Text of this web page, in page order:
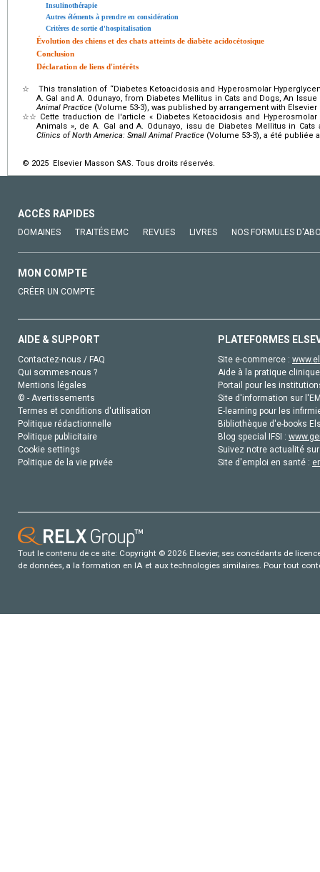
Insulinothérapie
Autres éléments à prendre en considération
Critères de sortie d'hospitalisation
Évolution des chiens et des chats atteints de diabète acidocétosique
Conclusion
Déclaration de liens d'intérêts
☆
This translation of “Diabetes Ketoacidosis and Hyperosmolar
A. Gal and A. Odunayo, from Diabetes Mellitus in Cats and Dogs, An
Animal Practice (Volume 53-3), was published by arrangement with Elsevier
☆☆ Cette traduction de l'article « Diabetes Ketoacidosis and
Animals », de A. Gal and A. Odunayo, issu de Diabetes Mellitus in
Clinics of North America: Small Animal Practice (Volume 53-3), a été publiée
© 2025 Elsevier Masson SAS. Tous droits réservés.
ACCÈS RAPIDES
DOMAINES TRAITÉS EMC REVUES LIVRES NOS FORMULES
MON COMPTE
CRÉER UN COMPTE
AIDE & SUPPORT
Contactez-nous / FAQ
Qui sommes-nous ?
Mentions légales
© - Avertissements
Termes et conditions d'utilisation
Politique rédactionnelle
Politique publicitaire
Cookie settings
Politique de la vie privée
PLATEFORMES
Site e-commerce :
Aide à la pratique
Portail pour les
Site d'information sur
E-learning pour les
Bibliothèque d'e-books
Blog special IFSI :
Suivez notre actualité
Site d'emploi en santé :
Tout le contenu de ce site: Copyright © 2026 Elsevier, ses concédants de
de données, a la formation en IA et aux technologies similaires. Pour tout